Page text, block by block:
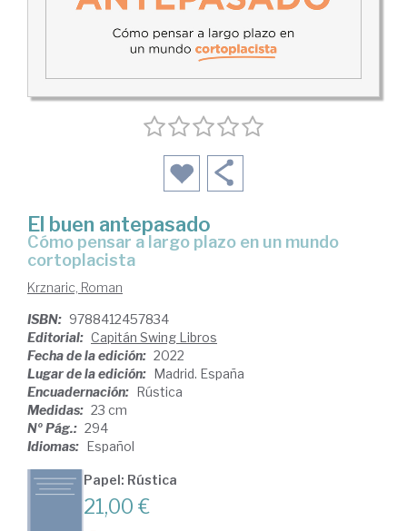
El buen antepasado
cómo pensar a largo plazo en un mundo
cortoplacista
Krznaric, Roman
ISBN: 9788412457834
Editorial: Capitán Swing Libros
Fecha de la edición: 2022
Lugar de la edición: Madrid. España
Encuadernación: Rústica
Medidas: 23 cm
Nº Pág.: 294
Idiomas: Español
Papel: Rústica
21,00 €